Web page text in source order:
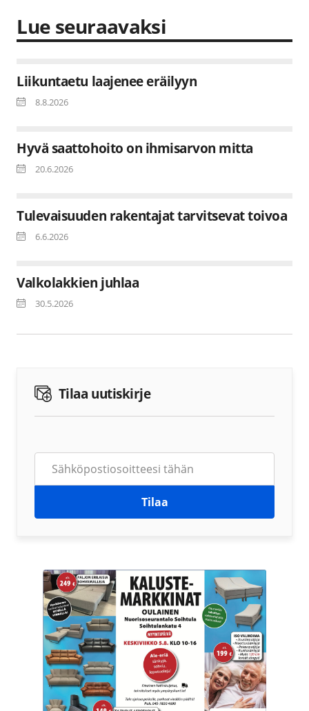
Lue seuraavaksi
Liikuntaetu laajenee eräilyyn
8.8.2026
Hyvä saattohoito on ihmisarvon mitta
20.6.2026
Tulevaisuuden rakentajat tarvitsevat toivoa
6.6.2026
Valkolakkien juhlaa
30.5.2026
Tilaa uutiskirje
Tilaa